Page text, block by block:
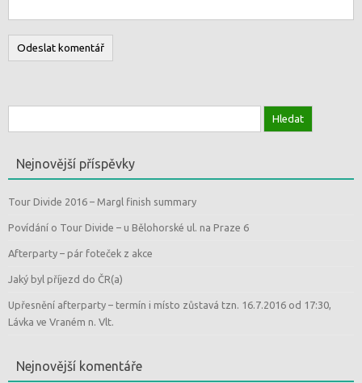
Nejnovější příspěvky
Tour Divide 2016 – Margl finish summary
Povídání o Tour Divide – u Bělohorské ul. na Praze 6
Afterparty – pár foteček z akce
Jaký byl příjezd do ČR(a)
Upřesnění afterparty – termín i místo zůstavá tzn. 16.7.2016 od 17:30,
Lávka ve Vraném n. Vlt.
Nejnovější komentáře